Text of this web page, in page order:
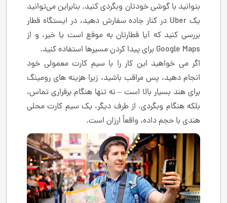
بتوانید با گوشی خودتان وبگردی کنید. بنابراین می‌توانید
یک Uber در کنار جاده سفارش دهید، در ایستگاه قطار
بررسی کنید که آیا قطارتان به موقع است یا خیر، و از
Google Maps برای پیدا کردن مسیرها استفاده کنید.
اگر می خواهید این کار را با سیم کارت معمولی خود
انجام دهید، پس مراقب باشید، زیرا هزینه های رومینگ
برای هند بسیار بالا است – نه تنها هنگام برقراری تماس،
بلکه هنگام وبگردی. از طرف دیگر، یک سیم کارت محلی
هندی با حجم داده، واقعاً ارزان است.